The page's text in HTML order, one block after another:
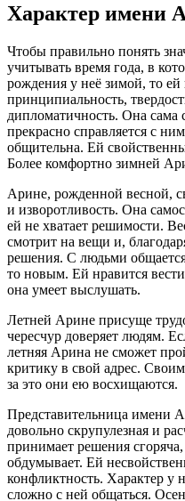
Характер имени
Чтобы правильно понять
учитывать время года, в
рождения у неё зимой, то ей
принципиальность,
дипломатичность. Она сама
прекрасно справляется с
общительна. Ей
Более комфортно зимней
Арине, рожденной весной,
и изворотливость. Она
ей не хватает решимости.
смотрит на вещи и,
решения. С людьми
то новым. Ей нравится
она умеет выслушать.
Летней Арине присуще
чересчур доверяет людям.
летняя Арина не сможет
критику в свой адрес.
за это они ею восхищаются.
Представительница имени
довольно скрупулезная и
принимает решения
обдумывает. Ей
конфликтность. Характер
сложно с ней общаться.